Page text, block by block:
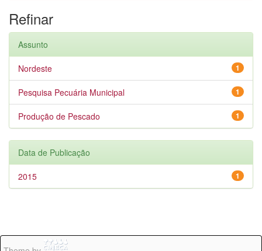
Refinar
Assunto
1
Nordeste
1
Pesquisa Pecuária Municipal
1
Produção de Pescado
Data de Publicação
1
2015